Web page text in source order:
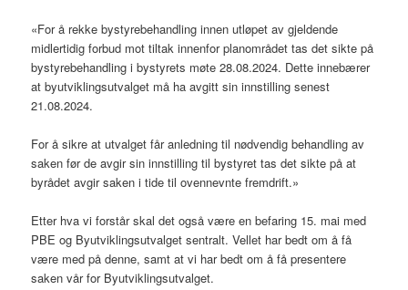
«For å rekke bystyrebehandling innen utløpet av gjeldende
midlertidig forbud mot tiltak innenfor planområdet tas det sikte på
bystyrebehandling i bystyrets møte 28.08.2024. Dette innebærer
at byutviklingsutvalget må ha avgitt sin innstilling senest
21.08.2024.
For å sikre at utvalget får anledning til nødvendig behandling av
saken før de avgir sin innstilling til bystyret tas det sikte på at
byrådet avgir saken i tide til ovennevnte fremdrift.»
Etter hva vi forstår skal det også være en befaring 15. mai med
PBE og Byutviklingsutvalget sentralt. Vellet har bedt om å få
være med på denne, samt at vi har bedt om å få presentere
saken vår for Byutviklingsutvalget.